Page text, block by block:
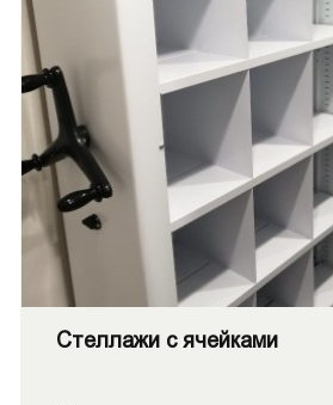
Стеллажи с ячейками